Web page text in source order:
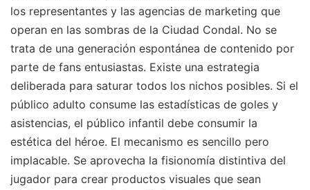
los representantes y las agencias de marketing que
operan en las sombras de la Ciudad Condal. No se
trata de una generación espontánea de contenido por
parte de fans entusiastas. Existe una estrategia
deliberada para saturar todos los nichos posibles. Si el
público adulto consume las estadísticas de goles y
asistencias, el público infantil debe consumir la
estética del héroe. El mecanismo es sencillo pero
implacable. Se aprovecha la fisionomía distintiva del
jugador para crear productos visuales que sean